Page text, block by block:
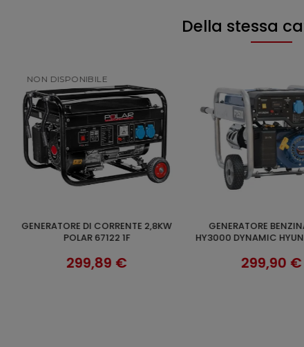
Della stessa
AGGIUNGI AL CARRELLO
GENERATORE BENZINA MOD.
HY3000 DYNAMIC HYUNDAI 65010
299,90 €
AGGIUNGI AL
DIESEL FULL POWER
4.989,80 €